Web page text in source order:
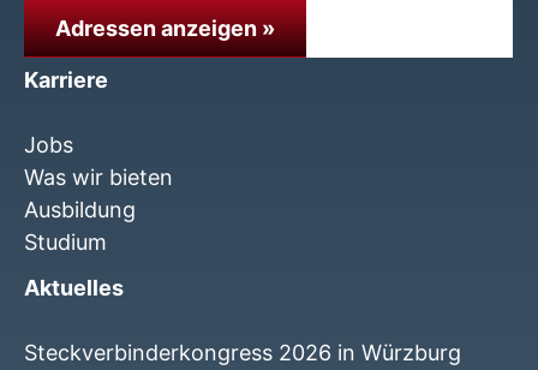
Adressen anzeigen »
Karriere
Jobs
Was wir bieten
Ausbildung
Studium
Aktuelles
Steckverbinderkongress 2026 in Würzburg